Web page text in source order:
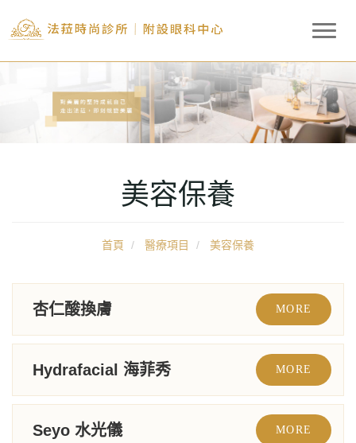
T
g
e
n
o
n
美容保養
首頁 醫療項目 美容保養
杏仁酸換膚 MORE
Hydrafacial 海菲秀 MORE
Seyo 水光儀 MORE